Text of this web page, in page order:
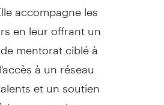
accompagne les
en leur offrant un
mentorat ciblé à
à un réseau
et un soutien